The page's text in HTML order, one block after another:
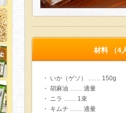
材料 （4
・ いか（ゲソ） …… 150g
・ 胡麻油 …… 適量
・ ニラ …… 1束
・ キムチ …… 適量